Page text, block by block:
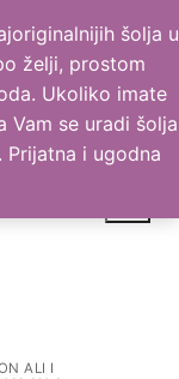
šolja u
želji, prostom
Ukoliko imate
Vam se uradi šolja
Prijatna i ugodna
ALI I